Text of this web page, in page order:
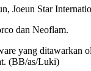
Joeun Star
dan Neoflam.
yang ditawarkan
(BB/as/Luki)